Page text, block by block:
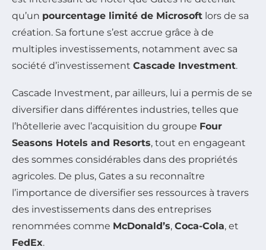
qu’un pourcentage limité de Microsoft lors de sa
création. Sa fortune s’est accrue grâce à de
multiples investissements, notamment avec sa
société d’investissement Cascade Investment.
Cascade Investment, par ailleurs, lui a permis de se
diversifier dans différentes industries, telles que
l’hôtellerie avec l’acquisition du groupe Four
Seasons Hotels and Resorts, tout en engageant
des sommes considérables dans des propriétés
agricoles. De plus, Gates a su reconnaître
l’importance de diversifier ses ressources à travers
des investissements dans des entreprises
renommées comme McDonald’s, Coca-Cola, et
FedEx.